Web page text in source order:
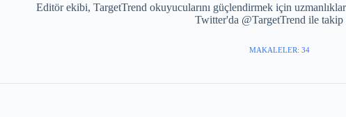
Editör ekibi, TargetTrend okuyucularını güçlendirmek için
Twitter'da @TargetTrend ile takip
MAKALELER: 34